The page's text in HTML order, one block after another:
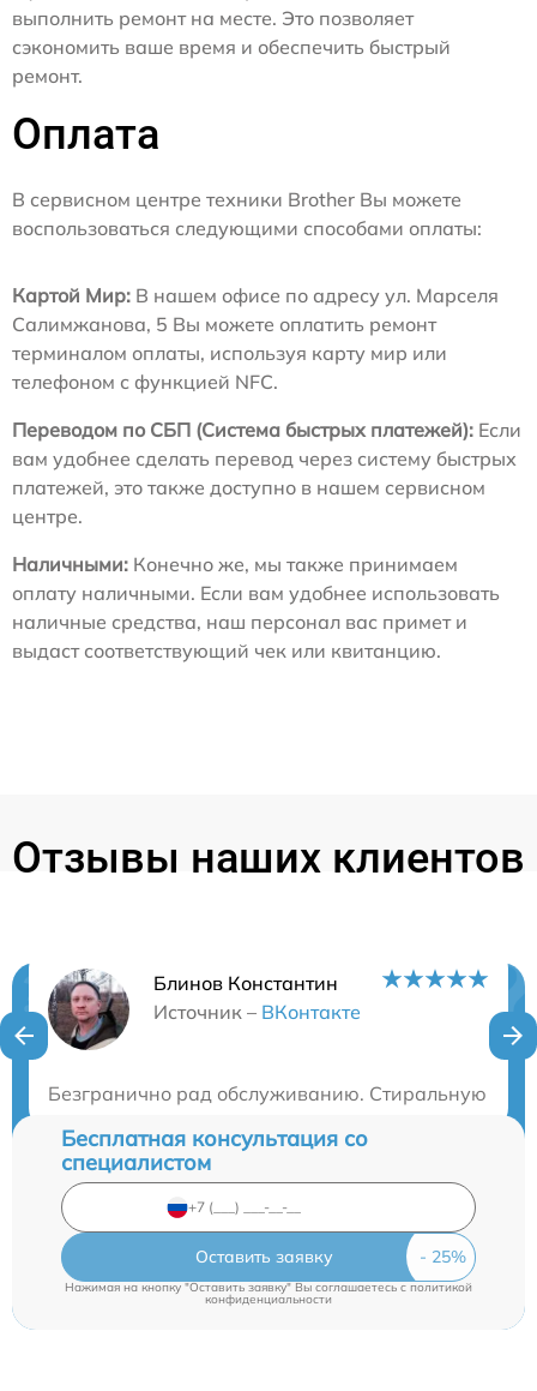
выполнить ремонт на месте. Это позволяет
сэкономить ваше время и обеспечить быстрый
ремонт.
Оплата
В сервисном центре техники Brother Вы можете
воспользоваться следующими способами оплаты:
Картой Мир: В нашем офисе по адресу ул. Марселя
Салимжанова, 5 Вы можете оплатить ремонт
терминалом оплаты, используя карту мир или
телефоном с функцией NFC.
Переводом по СБП (Система быстрых платежей): Если
вам удобнее сделать перевод через систему быстрых
платежей, это также доступно в нашем сервисном
центре.
Наличными: Конечно же, мы также принимаем
оплату наличными. Если вам удобнее использовать
наличные средства, наш персонал вас примет и
выдаст соответствующий чек или квитанцию.
Отзывы наших клиентов
Блинов Константин
Источник – ВКонтакте
Безгранично рад обслуживанию. Стиральную
Нужна консультация?
Бесплатная консультация со
специалистом
Оставить заявку
Нажимая на кнопку "Оставить заявку" Вы соглашаетесь cполитикой
конфиденциальности